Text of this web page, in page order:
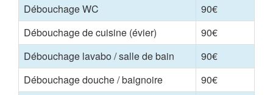
Débouchage WC
90€
Débouchage de cuisine (évier)
90€
Débouchage lavabo / salle de bain
90€
Débouchage douche / baignoire
90€